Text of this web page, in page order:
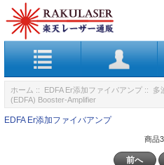
ホーム :: EDFA Er添加ファイバアンプ :: 多
(EDFA) Booster-Amplifier
EDFA Er添加ファイバアンプ
商品
前へ